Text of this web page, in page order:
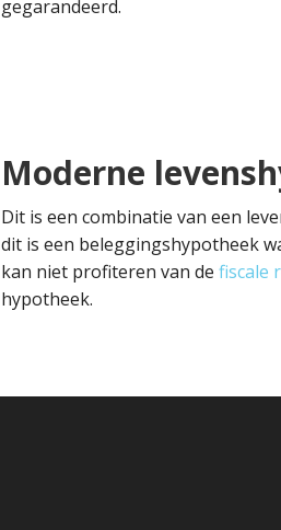
gegarandeerd.
Moderne
Dit is een combinatie van een
dit is een beleggingshypotheek
kan niet profiteren van de fiscale
hypotheek.